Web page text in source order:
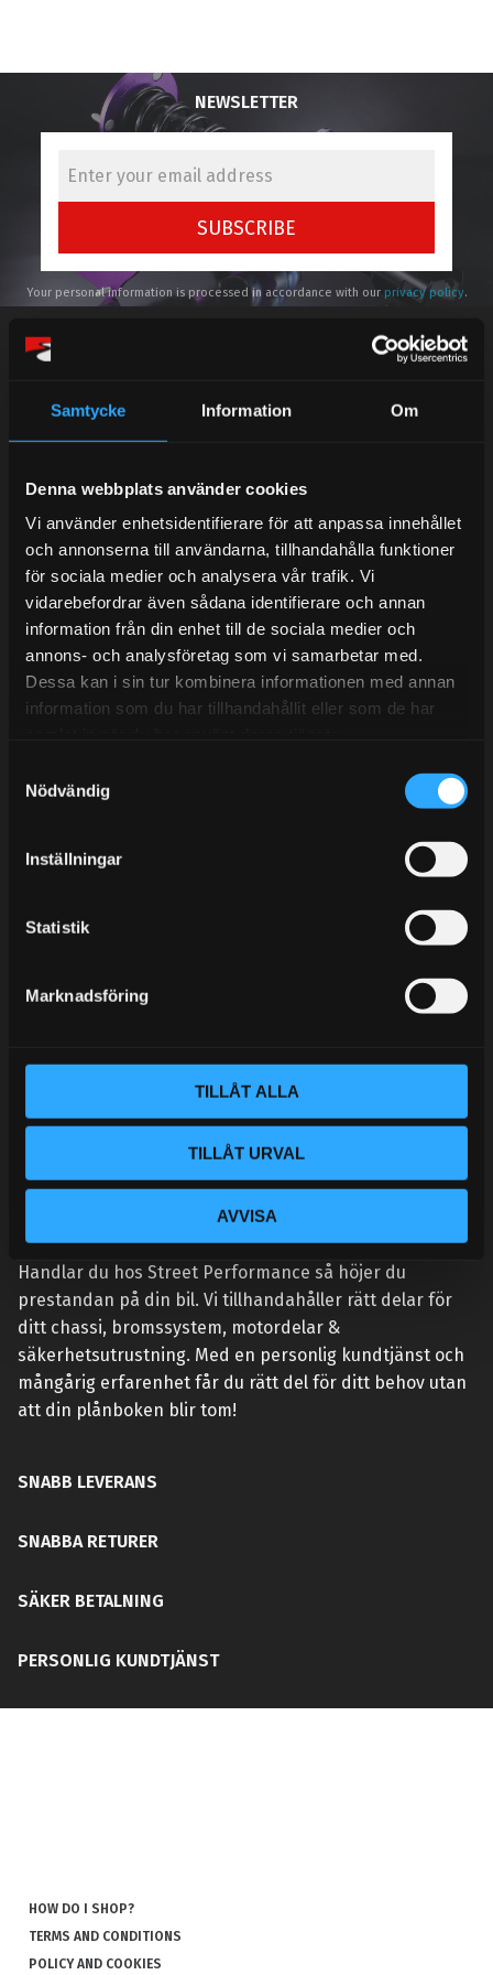
Samtycke Information Om
Denna webbplats använder cookies
Vi använder enhetsidentifierare för att anpassa innehållet
och annonserna till användarna, tillhandahålla funktioner
för sociala medier och analysera vår trafik. Vi
vidarebefordrar även sådana identifierare och annan
information från din enhet till de sociala medier och
annons- och analysföretag som vi samarbetar med.
Dessa kan i sin tur kombinera informationen med annan
information som du har tillhandahållit eller som de har
Nödvändig
Inställningar
Statistik
Marknadsföring
TILLÅT ALLA
TILLÅT URVAL
AVVISA
NEWSLETTER
SUBSCRIBE
Your personal information is processed in accordance with our privacy policy.
Telefonsupport:
Mån-Tors: 10:30-15:00
Lunchstängt 12:00-13:00
Tel: 031- 51 66 60
E-post:info@streetperformance.se
BLOG
KONTAKTA OSS
MY PAGES
VÅR AFFÄRSIDÉ ÄR ENKEL:
Handlar du hos Street Performance så höjer du
prestandan på din bil. Vi tillhandahåller rätt delar för
ditt chassi, bromssystem, motordelar &
säkerhetsutrustning. Med en personlig kundtjänst och
mångårig erfarenhet får du rätt del för ditt behov utan
att din plånboken blir tom!
SNABB LEVERANS
SNABBA RETURER
SÄKER BETALNING
PERSONLIG KUNDTJÄNST
HOW DO I SHOP?
TERMS AND CONDITIONS
POLICY AND COOKIES